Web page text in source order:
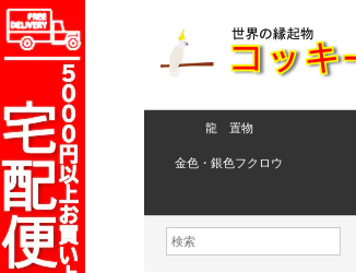
龍 置物
金色・銀色フクロウ